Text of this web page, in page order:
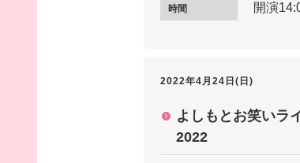
時間 開演14
2022年4月24日(日)
よしもとお笑いラ
2022